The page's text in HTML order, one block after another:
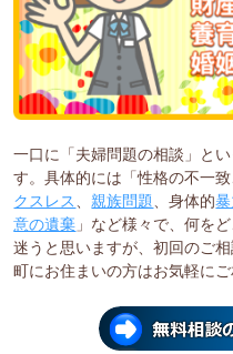
一口に「夫婦問題の相談」と
す。具体的には「性格の不一
クスレス、親族問題、身体的暴
意の遺棄 」など様々で、何を
迷うと思いますが、初回のご
町にお住まいの方はお気軽にご